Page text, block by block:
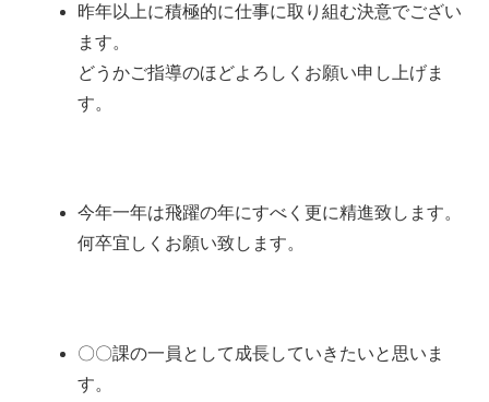
昨年以上に積極的に仕事に取り組む決意でござい
ます。
どうかご指導のほどよろしくお願い申し上げま
す。
今年一年は飛躍の年にすべく更に精進致します。
何卒宜しくお願い致します。
〇〇課の一員として成長していきたいと思いま
す。